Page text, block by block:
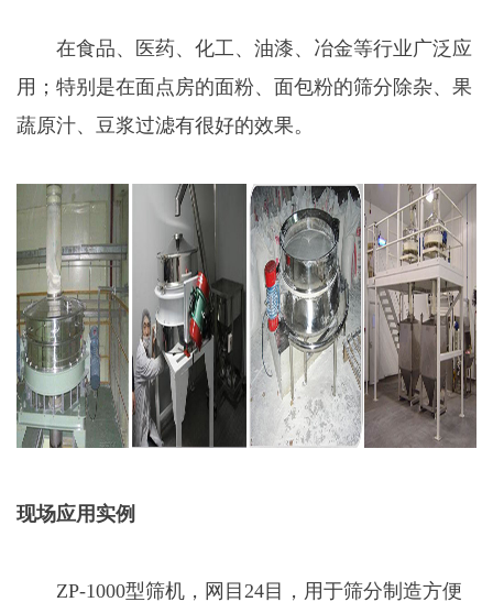
在食品、医药、化工、油漆、冶金等行业广泛应
用；特别是在面点房的面粉、面包粉的筛分除杂、果
蔬原汁、豆浆过滤有很好的效果。
现场应用实例
ZP-1000型筛机，网目24目，用于筛分制造方便